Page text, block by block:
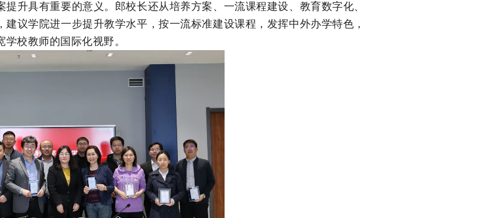
升具有重要的意义。郎校长还从培养方案、一流课程建设、教育数字化、
议学院进一步提升教学水平，按一流标准建设课程，发挥中外办学特色，
校教师的国际化视野。